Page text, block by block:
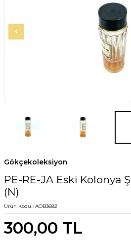
Gökçekoleksiyon
PE-RE-JA Eski Kolonya
(N)
Ürün Kodu : AOB3682
300,00 TL